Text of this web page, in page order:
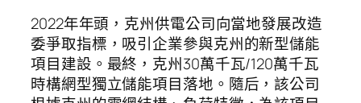
2022年年頭，克州供電公司向當地發展改造
委爭取指標，吸引企業參與克州的新型儲能
項目建設。最終，克州30萬千瓦/120萬千瓦
時構網型獨立儲能項目落地。隨后，該公司